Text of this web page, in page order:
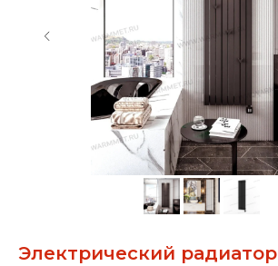
Электрический радиатор